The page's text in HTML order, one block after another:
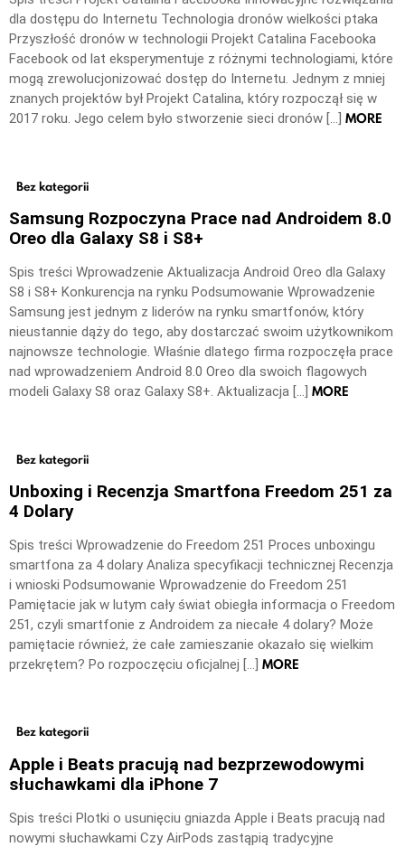
dla dostępu do Internetu Technologia dronów wielkości ptaka
Przyszłość dronów w technologii Projekt Catalina Facebooka
Facebook od lat eksperymentuje z różnymi technologiami, które
mogą zrewolucjonizować dostęp do Internetu. Jednym z mniej
znanych projektów był Projekt Catalina, który rozpoczął się w
2017 roku. Jego celem było stworzenie sieci dronów […] MORE
Bez kategorii
Samsung Rozpoczyna Prace nad Androidem 8.0
Oreo dla Galaxy S8 i S8+
Spis treści Wprowadzenie Aktualizacja Android Oreo dla Galaxy
S8 i S8+ Konkurencja na rynku Podsumowanie Wprowadzenie
Samsung jest jednym z liderów na rynku smartfonów, który
nieustannie dąży do tego, aby dostarczać swoim użytkownikom
najnowsze technologie. Właśnie dlatego firma rozpoczęła prace
nad wprowadzeniem Android 8.0 Oreo dla swoich flagowych
modeli Galaxy S8 oraz Galaxy S8+. Aktualizacja […] MORE
Bez kategorii
Unboxing i Recenzja Smartfona Freedom 251 za
4 Dolary
Spis treści Wprowadzenie do Freedom 251 Proces unboxingu
smartfona za 4 dolary Analiza specyfikacji technicznej Recenzja
i wnioski Podsumowanie Wprowadzenie do Freedom 251
Pamiętacie jak w lutym cały świat obiegła informacja o Freedom
251, czyli smartfonie z Androidem za niecałe 4 dolary? Może
pamiętacie również, że całe zamieszanie okazało się wielkim
przekrętem? Po rozpoczęciu oficjalnej […] MORE
Bez kategorii
Apple i Beats pracują nad bezprzewodowymi
słuchawkami dla iPhone 7
Spis treści Plotki o usunięciu gniazda Apple i Beats pracują nad
nowymi słuchawkami Czy AirPods zastąpią tradycyjne